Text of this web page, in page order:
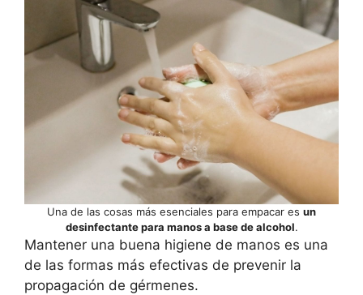
Una de las cosas más esenciales para empacar es un
desinfectante para manos a base de alcohol.
Mantener una buena higiene de manos es una
de las formas más efectivas de prevenir la
propagación de gérmenes.